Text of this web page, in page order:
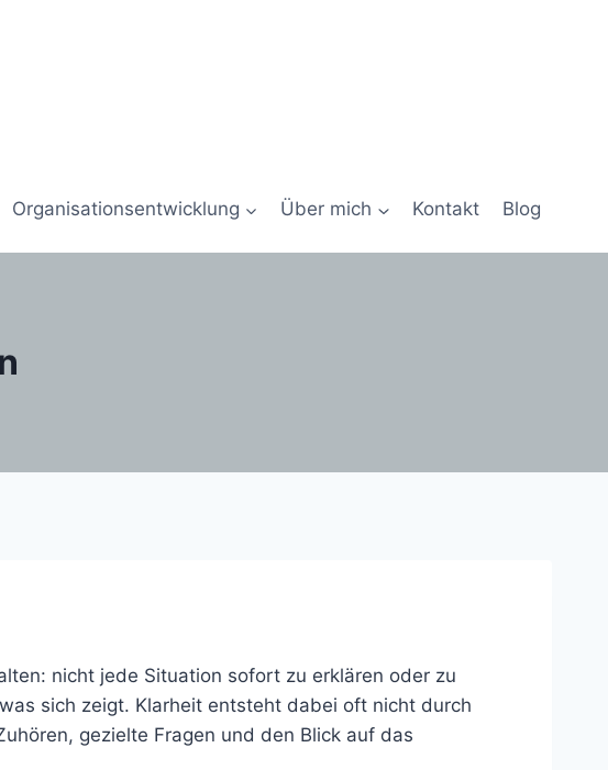
Organisationsentwicklung Über mich Kontakt Blog
nicht jede Situation sofort zu erklären oder zu
sich zeigt. Klarheit entsteht dabei oft nicht durch
gezielte Fragen und den Blick auf das